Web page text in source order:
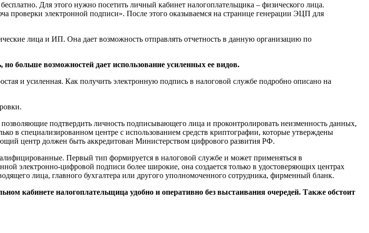
Для этого нужно посетить личный кабинет налогоплательщика – физического лица.
проверки электронной подписи». После этого оказываемся на странице генерации ЭЦП для
лица и ИП. Она дает возможность отправлять отчетность в данную организацию по
больше возможностей дает использование усиленных ее видов.
и усиленная. Как получить электронную подпись в налоговой службе подробно описано на
подтвердить личность подписывающего лица и проконтролировать неизменность данных,
в специализированном центре с использованием средств криптографии, которые утверждены
центр должен быть аккредитован Министерством цифрового развития РФ.
Первый тип формируется в налоговой службе и может применяться в
электронно-цифровой подписи более широкие, она создается только в удостоверяющих центрах
лица, главного бухгалтера или другого уполномоченного сотрудника, фирменный бланк.
кабинете налогоплательщица удобно и оперативно без выстаивания очередей. Также обстоит